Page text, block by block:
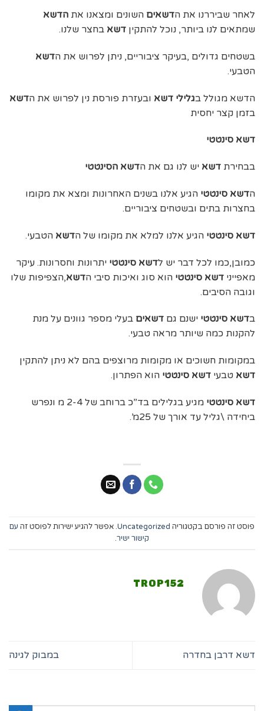
לאחר שביררנו את הדשאים השונים ומצאנו את הדשא
שמתאים לנו ביותר, נוכל להתקין דשא בחצר שלנו.
בשטחים גדולים ,בעיקר ציבוריים, ניתן לפרוש את הדשא
הטבעי.
הדשא מגולל בגלילי דשא ובעזרת פורסת נין לפרוש את הדשא
בזמן קצר יחסית
דשא סינטטי
בבחירת דשא יש לנו גם את הדשא הסינטטי
הדשא סינטטי הגיע אלנו בשנים האחרונות ומצא את מקומו
בחצרות בתים ובשטחים ציבוריים.
דשא סינטטי הגיע אלנו למלא את מקומו של הדשא הטבעי.
כמובן,כמו לכל דבר יש לדשא סינטטי יתרונות וחסרונות. עיקר
מאפייני דשא סינטטי הוא סוג ואיכות סיבי הדשא,הצפיפות שלו
וגובה הסיבים.
בדשא סינטטי ישנם גם דשאים בעלי מספר גוונים על מנת
להקנות כמה שיותר מראה טבעי.
במקומות חשוכים או מקומות מרוצפים בהם לא ניתן להתקין
דשא טבעי דשא סינטטי הוא הפתרון.
דשא סינטטי
מגיע בגלילים בד”כ ברוחב של 2-4 מ ונפרש
ביחידה \גליל עד אורך של 25מ’.
פוסט זה פורסם בקטגוריה Uncategorized. אפשר להגיע ישירות לפוסט זה עם
קישור ישיר.
TROP152
דשא דרבן בחדרה במבוק לגינה